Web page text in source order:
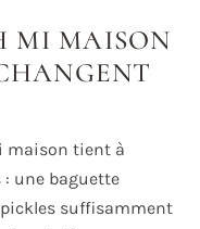
MI MAISON
maison tient à
une baguette
suffisamment